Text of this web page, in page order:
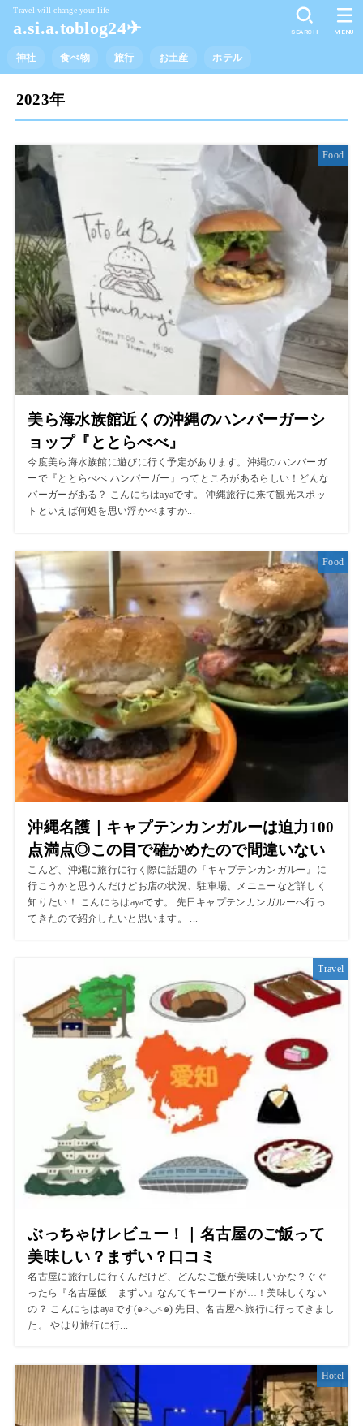
Travel will change your life
a.si.a.toblog24✈︎
神社 食べ物 旅行 お土産 ホテル
SEARCH MENU
2023年
Food
美ら海水族館近くの沖縄のハンバーガーシ
ョップ『ととらべべ』
今度美ら海水族館に遊びに行く予定があります。沖縄のハンバーガ
ーで『ととらべべ ハンバーガー』ってところがあるらしい！どんな
バーガーがある？ こんにちはayaです。 沖縄旅行に来て観光スポッ
トといえば何処を思い浮かべますか...
Food
沖縄名護｜キャプテンカンガルーは迫力100
点満点◎この目で確かめたので間違いない
こんど、沖縄に旅行に行く際に話題の『キャプテンカンガルー』に
行こうかと思うんだけどお店の状況、駐車場、メニューなど詳しく
知りたい！ こんにちはayaです。 先日キャプテンカンガルーへ行っ
てきたので紹介したいと思います。 ...
Travel
ぶっちゃけレビュー！｜名古屋のご飯って
美味しい？まずい？口コミ
名古屋に旅行しに行くんだけど、どんなご飯が美味しいかな？ぐぐ
ったら『名古屋飯 まずい』なんてキーワードが…！美味しくない
の？ こんにちはayaです(๑>◡<๑) 先日、名古屋へ旅行に行ってきまし
た。 やはり旅行に行...
Hotel